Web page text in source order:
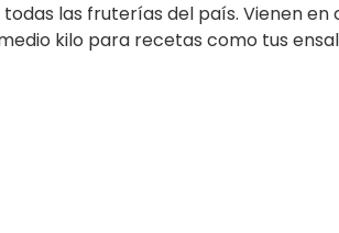
las fruterías del país. Vienen
kilo para recetas como tus